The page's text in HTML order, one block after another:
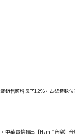
售額增長了12%，占總體數
中華電信推出【Hami+音樂】